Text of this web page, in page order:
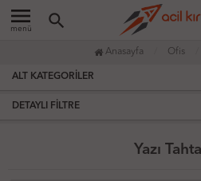
menu
menü search
Anasayfa Ofis
ALT KATEGORILER
DETAYLI FILTRE
Yazı